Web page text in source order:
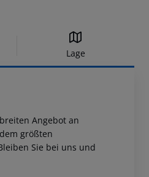
Lage
Angebot an
größten
Sie bei uns und